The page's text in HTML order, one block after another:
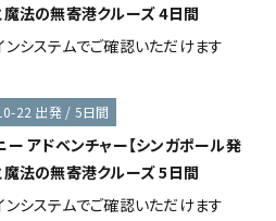
魔法の無寄港クルーズ 4日間
ンシステムでご確認いただけます
22 出発 / 5日間
ー アドベンチャー【シンガポール発
魔法の無寄港クルーズ 5日間
ンシステムでご確認いただけます